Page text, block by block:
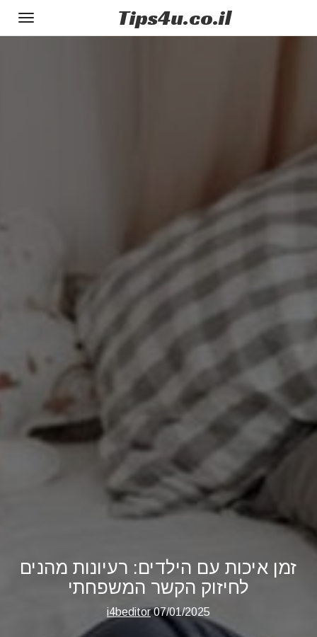
Tips4u.co.il
זמן איכות עם הילדים: רעיונות מהנים
לחיזוק הקשר המשפחתי
i4beditor07/01/2025